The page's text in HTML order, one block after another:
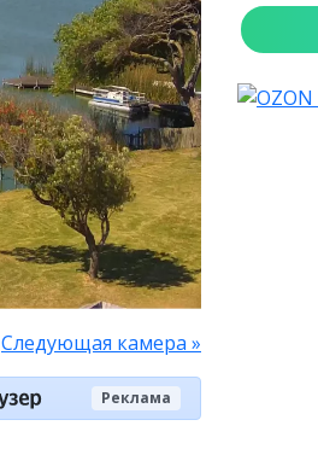
Следующая камера »
Реклама